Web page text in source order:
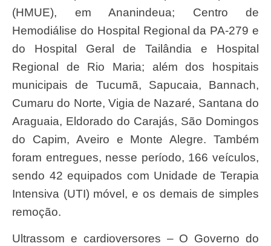
(HMUE), em Ananindeua; Centro de
Hemodiálise do Hospital Regional da PA-279 e
do Hospital Geral de Tailândia e Hospital
Regional de Rio Maria; além dos hospitais
municipais de Tucumã, Sapucaia, Bannach,
Cumaru do Norte, Vigia de Nazaré, Santana do
Araguaia, Eldorado do Carajás, São Domingos
do Capim, Aveiro e Monte Alegre. Também
foram entregues, nesse período, 166 veículos,
sendo 42 equipados com Unidade de Terapia
Intensiva (UTI) móvel, e os demais de simples
remoção.
Ultrassom e cardioversores – O Governo do